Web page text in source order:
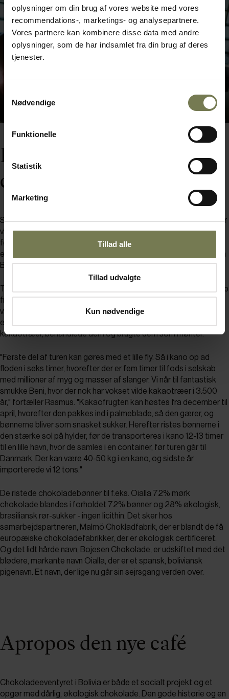
oplysninger om din brug af vores website med vores
recommendations-, marketings- og analysepartnere.
Vores partnere kan kombinere disse data med andre
oplysninger, som de har indsamlet fra din brug af deres
tjenester.
Nødvendige
Funktionelle
Statistik
Marketing
Tillad alle
Tillad udvalgte
Kun nødvendige
Det vilde
chokoladeeventyr
Så meldte tanken sig: Findes der steder, hvor kakaotræet vokser
vildt, så bønnerne ikke er presset til at vokse hurtigt med deraf
følgende syre og bitterhed? Det blev hr. Kjær, professor i
eksotiske planter, der fandt svaret: Svaret lå på grænsen mellem
Bolivia og Brasilien.
Tre uger senere var Pernille og Rasmus på vej til Bolivia med hjælp
fra Danida. Det var lykkedes at få kontakt til en person, der
vidste, at et sted – på nogle øer i Amazonfloden – indsamlede
efterkommere af Inkaindianerne bønner fra klynger af vilde
kakaotræer, behandlede dem og brugte dem som mønter.
"Første del af turen kan gøres med et lille fly. Så i kano op ad
floden i seks timer, hvorefter der er fem timer til fods i selskab
med millioner af myg og masser af slanger. Vi når til fantastisk
smukke Beni, hvor der nok har vokset vilde kakaotræer i 3.500
år," fortæller Rasmus. "Kakaofrugten kan høstes fra december til
april, hvorefter den pakkes ind i palmeblade, så den gærer, og
bønnerne bliver som snasket sukker. Herefter ristes bønnerne i
den stærke sol på hylder, før de transporteres i kano 12-13 timer
til en lille havn, hvor de samles i en container, før turen går til
Danmark. Der kan være 40-50 kg i en kano, og sidste år
importerede vi 12 tons."
De ristede chokoladebønner til f.eks. Oialla 72% mørk
chokolade blandes i forholdet 72% bønner og 28% økologisk,
brasiliansk rør-sukker - ingen licithin. Det sker hos
samarbejdspartneren, Malmö Chokladfabrik, der er blandt de få
europæiske chokoladefabrikker, der er økologisk certificeret.
Og det lidt hårde navn, Bojesen Chokolade, er udskiftet med det
blødere, markante navn Oialla, der er et spansk, boliviansk
pigenavn. Et navn, der lige nu går sin sejrsgang verden over.
Apropos den nye café
Chokoladeeventyret i Bolivia er både et socialt projekt og et
opgør med dårlig, økologisk chokolade. Den gode historie og en